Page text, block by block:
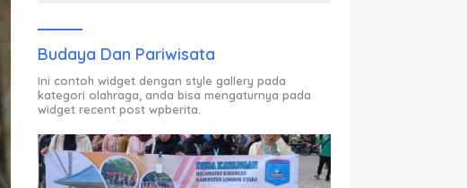
Budaya Dan Pariwisata
Ini contoh widget dengan style gallery pada
kategori olahraga, anda bisa mengaturnya pada
widget recent post wpberita.